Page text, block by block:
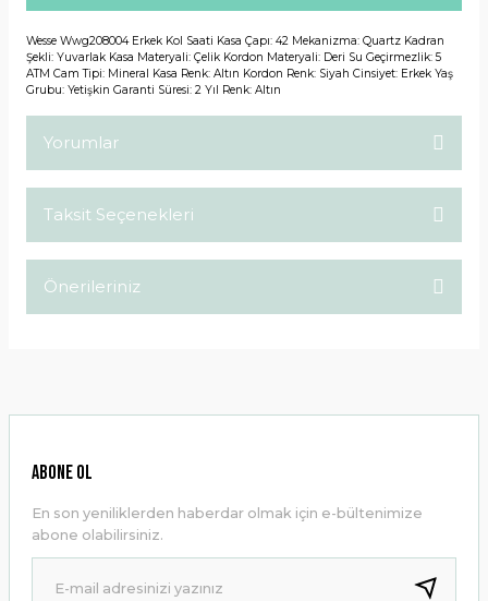
Wesse Wwg208004 Erkek Kol Saati Kasa Çapı: 42 Mekanizma: Quartz Kadran
Şekli: Yuvarlak Kasa Materyali: Çelik Kordon Materyali: Deri Su Geçirmezlik: 5
ATM Cam Tipi: Mineral Kasa Renk: Altın Kordon Renk: Siyah Cinsiyet: Erkek Yaş
Grubu: Yetişkin Garanti Süresi: 2 Yıl Renk: Altın
Yorumlar
Taksit Seçenekleri
Önerileriniz
Ürün resmi kalitesiz, bozuk veya görüntülenemiyor.
Ürün bilgilerinde hatalar bulunuyor.
Ürün fiyatı diğer sitelerden daha pahalı.
Bu ürüne benzer farklı alternatifler olmalı.
ABONE OL
En son yeniliklerden haberdar olmak için e-bültenimize
abone olabilirsiniz.